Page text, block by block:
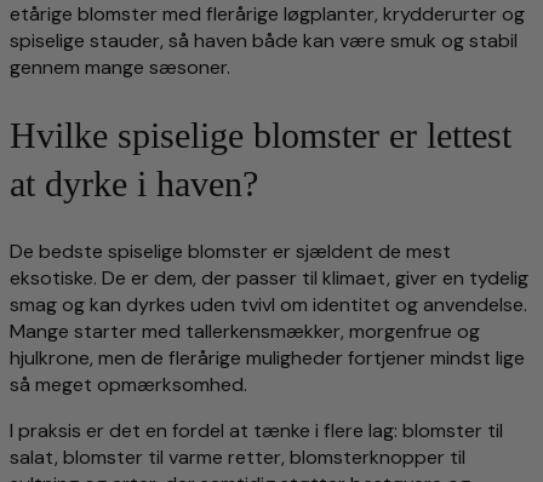
etårige blomster med flerårige løgplanter, krydderurter og
spiselige stauder, så haven både kan være smuk og stabil
gennem mange sæsoner.
Hvilke spiselige blomster er lettest
at dyrke i haven?
De bedste spiselige blomster er sjældent de mest
eksotiske. De er dem, der passer til klimaet, giver en tydelig
smag og kan dyrkes uden tvivl om identitet og anvendelse.
Mange starter med tallerkensmækker, morgenfrue og
hjulkrone, men de flerårige muligheder fortjener mindst lige
så meget opmærksomhed.
I praksis er det en fordel at tænke i flere lag: blomster til
salat, blomster til varme retter, blomsterknopper til